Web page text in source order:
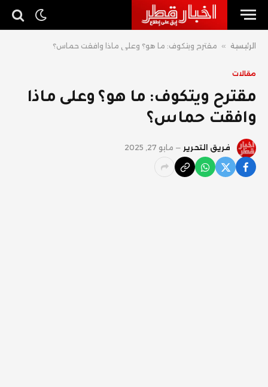
الرئيسية » مقترح ويتكوف: ما هو؟ وعلى ماذا وافقت حماس؟
مقالات
مقترح ويتكوف: ما هو؟ وعلى ماذا
وافقت حماس؟
فريق التحرير مايو 27, 2025